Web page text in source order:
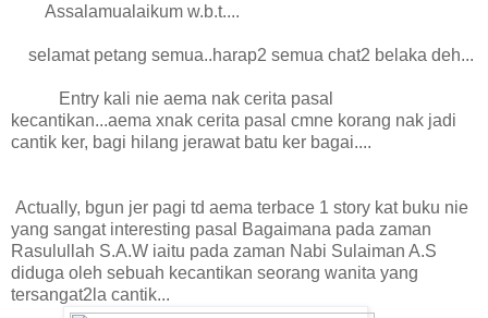
Assalamualaikum w.b.t....
selamat petang semua..harap2 semua chat2 belaka deh...
Entry kali nie aema nak cerita pasal
kecantikan...aema xnak cerita pasal cmne korang nak jadi
cantik ker, bagi hilang jerawat batu ker bagai....
Actually, bgun jer pagi td aema terbace 1 story kat buku nie
yang sangat interesting pasal Bagaimana pada zaman
Rasulullah S.A.W iaitu pada zaman Nabi Sulaiman A.S
diduga oleh sebuah kecantikan seorang wanita yang
tersangat2la cantik...